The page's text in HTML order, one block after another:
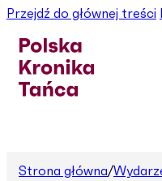
Przejdź do głównej treści
Strona główna/